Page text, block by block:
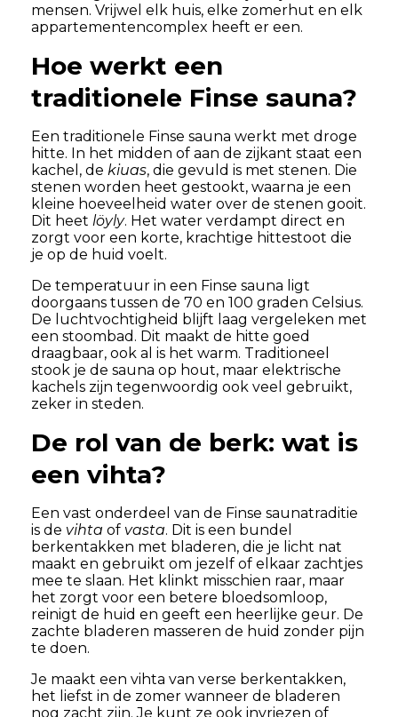
mensen. Vrijwel elk huis, elke zomerhut en elk
appartementencomplex heeft er een.
Hoe werkt een
traditionele Finse sauna?
Een traditionele Finse sauna werkt met droge
hitte. In het midden of aan de zijkant staat een
kachel, de kiuas, die gevuld is met stenen. Die
stenen worden heet gestookt, waarna je een
kleine hoeveelheid water over de stenen gooit.
Dit heet löyly. Het water verdampt direct en
zorgt voor een korte, krachtige hittestoot die
je op de huid voelt.
De temperatuur in een Finse sauna ligt
doorgaans tussen de 70 en 100 graden Celsius.
De luchtvochtigheid blijft laag vergeleken met
een stoombad. Dit maakt de hitte goed
draagbaar, ook al is het warm. Traditioneel
stook je de sauna op hout, maar elektrische
kachels zijn tegenwoordig ook veel gebruikt,
zeker in steden.
De rol van de berk: wat is
een vihta?
Een vast onderdeel van de Finse saunatraditie
is de vihta of vasta. Dit is een bundel
berkentakken met bladeren, die je licht nat
maakt en gebruikt om jezelf of elkaar zachtjes
mee te slaan. Het klinkt misschien raar, maar
het zorgt voor een betere bloedsomloop,
reinigt de huid en geeft een heerlijke geur. De
zachte bladeren masseren de huid zonder pijn
te doen.
Je maakt een vihta van verse berkentakken,
het liefst in de zomer wanneer de bladeren
nog zacht zijn. Je kunt ze ook invriezen of